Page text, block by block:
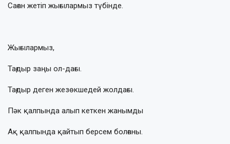
Саған жетіп жығылармыз түбінде.
Жығылармыз,
Тағдыр заңы ол-дағы.
Тағдыр деген жезөкшедей жолдағы.
Пәк қалпында алып кеткен жанымды
Ақ қалпында қайтып берсем болғаны.